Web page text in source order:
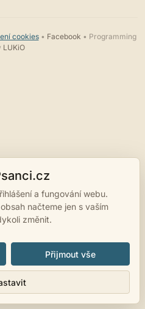
cookies• Facebook • Programming
LUKiO
a fungování webu.
načteme jen s vaším
změnit.
Přijmout vše